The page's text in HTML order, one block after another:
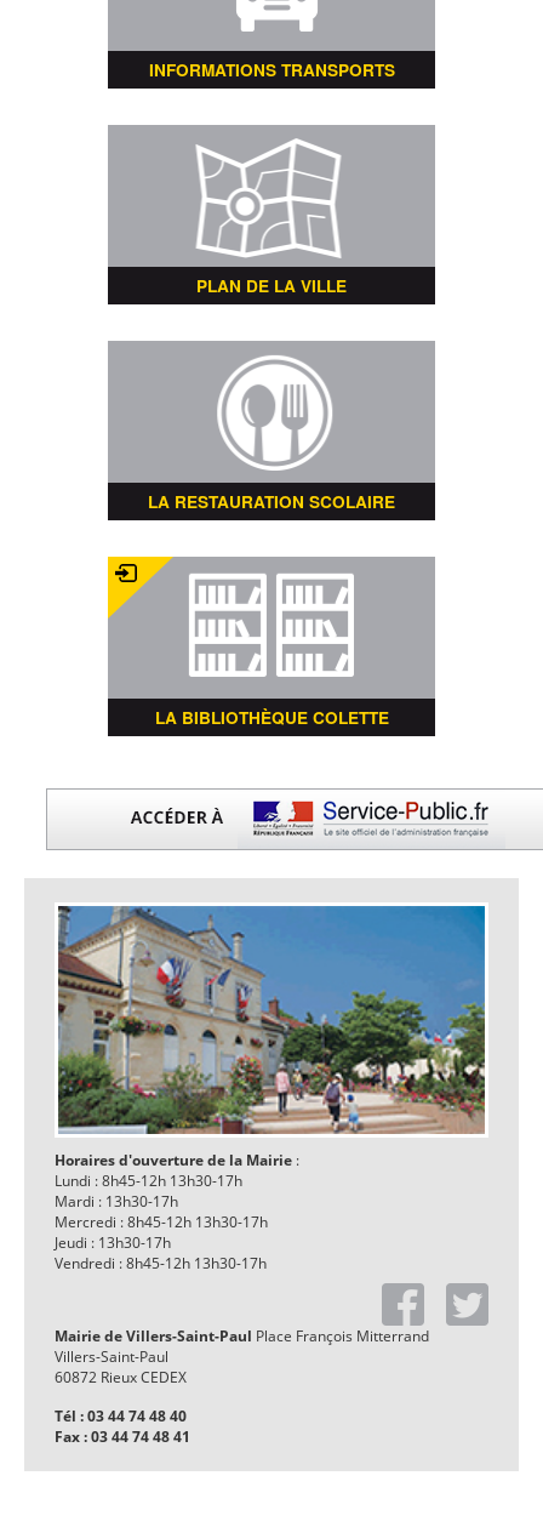
INFORMATIONS TRANSPORTS
PLAN DE LA VILLE
LA RESTAURATION SCOLAIRE
LA BIBLIOTHÈQUE COLETTE
Horaires d'ouverture de la Mairie :
Lundi : 8h45-12h 13h30-17h
Mardi : 13h30-17h
Mercredi : 8h45-12h 13h30-17h
Jeudi : 13h30-17h
Vendredi : 8h45-12h 13h30-17h
Mairie de Villers-Saint-Paul Place François Mitterrand
Villers-Saint-Paul
60872 Rieux CEDEX
Tél : 03 44 74 48 40
Fax : 03 44 74 48 41